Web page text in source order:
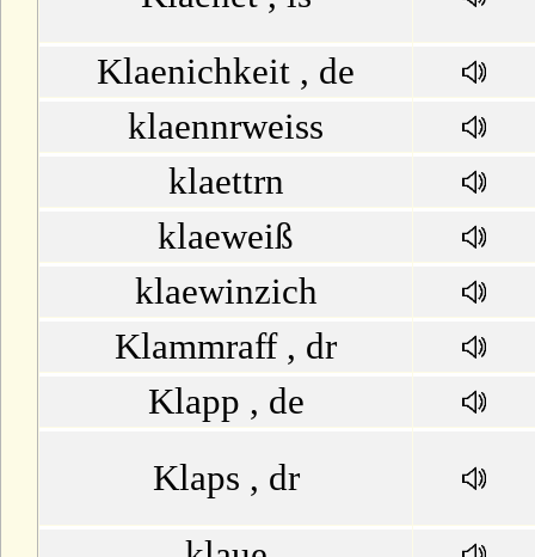
Klaenichkeit , de
klaennrweiss
klaettrn
klaeweiß
klaewinzich
Klammraff , dr
Klapp , de
Klaps , dr